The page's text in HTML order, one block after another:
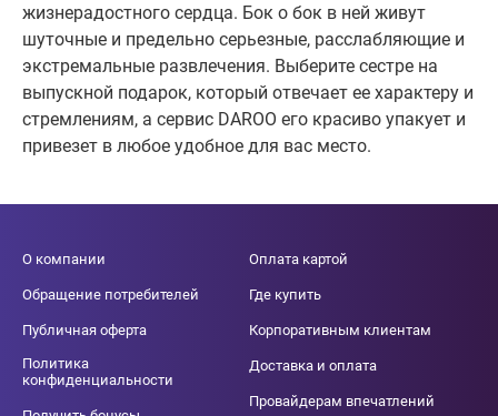
жизнерадостного сердца. Бок о бок в ней живут
шуточные и предельно серьезные, расслабляющие и
экстремальные развлечения. Выберите сестре на
выпускной подарок, который отвечает ее характеру и
стремлениям, а сервис DAROO его красиво упакует и
привезет в любое удобное для вас место.
О компании
Обращение потребителей
Публичная оферта
Политика
конфиденциальности
Оплата картой
Где купить
Корпоративным клиентам
Доставка и оплата
Провайдерам впечатлений